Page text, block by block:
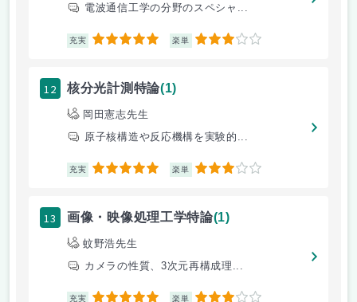
電波通信工学の分野のスペシャ...
充実 5 楽単 3
12 核分光計測特論(1)
岡田憲志先生
原子核構造や反応機構を実験的...
充実 5 楽単 3
13 画像・映像処理工学特論(1)
蚊野浩先生
カメラの性質、3次元再構成理...
充実 楽単